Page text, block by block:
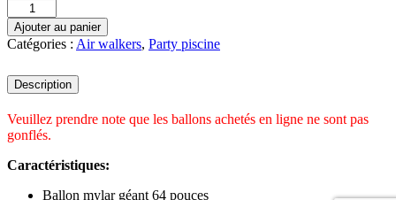
Ajouter au panier
Catégories : Air walkers, Party piscine
Description
Veuillez prendre note que les ballons achetés en ligne ne sont pas
gonflés.
Caractéristiques:
Ballon mylar géant 64 pouces